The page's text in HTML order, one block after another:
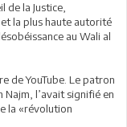
de la Justice,
la plus haute autorité
au Wali al
de YouTube. Le patron
Najm, l’avait signifié en
la «révolution